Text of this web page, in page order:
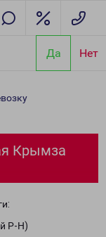
Да Нет
Крымза
Р-Н)